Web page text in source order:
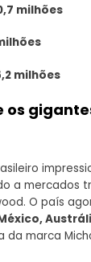
milhões
milhões
os
a mercados
O país
da marca